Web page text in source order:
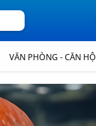
VĂN PHÒNG - CĂN HỘ